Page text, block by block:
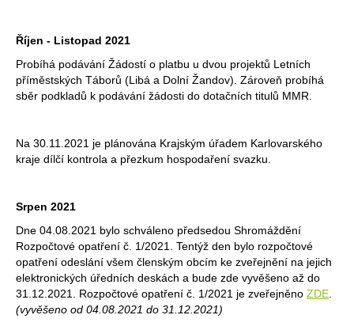
Říjen - Listopad 2021
Probíhá podávání Žádostí o platbu u dvou projektů Letních
příměstských Táborů (Libá a Dolní Žandov). Zároveň probíhá
sběr podkladů k podávání žádosti do dotačních titulů MMR.
Na 30.11.2021 je plánována Krajským úřadem Karlovarského
kraje dílčí kontrola a přezkum hospodaření svazku.
Srpen 2021
Dne 04.08.2021 bylo schváleno předsedou Shromáždění
Rozpočtové opatření č. 1/2021. Tentýž den bylo rozpočtové
opatření odeslání všem členským obcím ke zveřejnění na jejich
elektronických úředních deskách a bude zde vyvěšeno až do
31.12.2021. Rozpočtové opatření č. 1/2021 je zveřejněno ZDE
(vyvěšeno od 04.08.2021 do 31.12.2021)